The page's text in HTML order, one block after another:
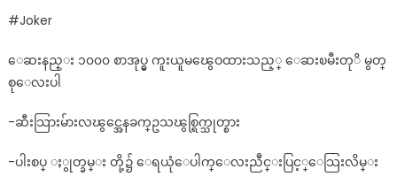
#Joker
ေဆးနည္း ၁၀၀၀ စာအုပ္မွ ကူးယူမၽွေဝထားသည့္ ေဆးၿမီးတုိ မွတ္
စုေလးပါ
-ဆီးသြားမ်ားလၽွင္အေနခက္ဥသၽွစ္ရြက္သုတ္စား
-ပါးစပ္ ႏွုတ္ခမ္း တို့၌ ေရယုံေပါက္ေလးညဳင္းပြင့္ေသြးလိမ္း